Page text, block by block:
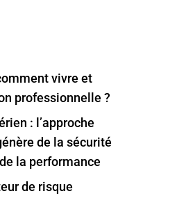
vivre et
professionnelle ?
: l’approche
de la sécurité
la performance
de risque